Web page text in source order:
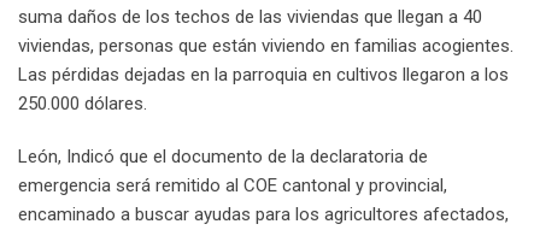
suma daños de los techos de las viviendas que llegan a 40
viviendas, personas que están viviendo en familias acogientes.
Las pérdidas dejadas en la parroquia en cultivos llegaron a los
250.000 dólares.
León, Indicó que el documento de la declaratoria de
emergencia será remitido al COE cantonal y provincial,
encaminado a buscar ayudas para los agricultores afectados,